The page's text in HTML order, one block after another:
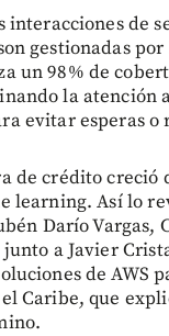
interacciones de
gestionadas
un 98% de
la atención
evitar esperas o
de crédito creció
learning. Así lo
Darío Vargas,
a Javier
de AWS
Caribe, que